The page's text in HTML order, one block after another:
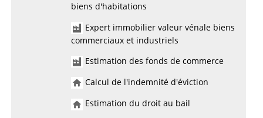
biens d'habitations
Expert immobilier valeur vénale biens
commerciaux et industriels
Estimation des fonds de commerce
Calcul de l'indemnité d'éviction
Estimation du droit au bail